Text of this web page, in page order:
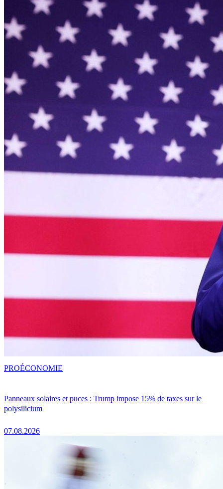
Panneaux solaires et puces : Trump impose 15% de taxes sur le
polysilicium
07.08.2026
PROÉCONOMIE